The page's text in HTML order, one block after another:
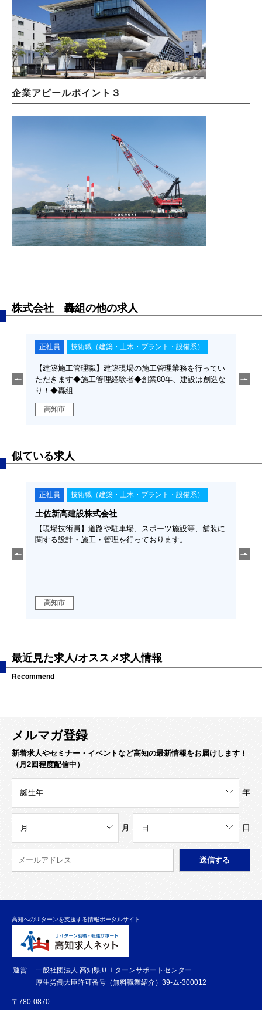
企業アピールポイント３
株式会社 轟組の他の求人
な
正社員 技術職（建築・土木・プラント・設備系）
【建築施工管理職】建築現場の施工管理業務を行ってい
ただきます◆施工管理経験者◆創業80年、建設は創造な
り！◆轟組
高知市
ただ
似ている求人
こ
！
正社員 技術職（建築・土木・プラント・設備系）
土佐新高建設株式会社
【現場技術員】道路や駐車場、スポーツ施設等、舗装に
関する設計・施工・管理を行っております。
高知市
勤可
ラの
最近見た求人/オススメ求人情報
Recommend
メルマガ登録
新着求人やセミナー・イベントなど高知の最新情報をお届けします！
（月2回程度配信中）
年
月 日
高知へのUIターンを支援する情報ポータルサイト
運営
一般社団法人 高知県ＵＩターンサポートセンター
厚生労働大臣許可番号（無料職業紹介）39-ム-300012
〒780-0870